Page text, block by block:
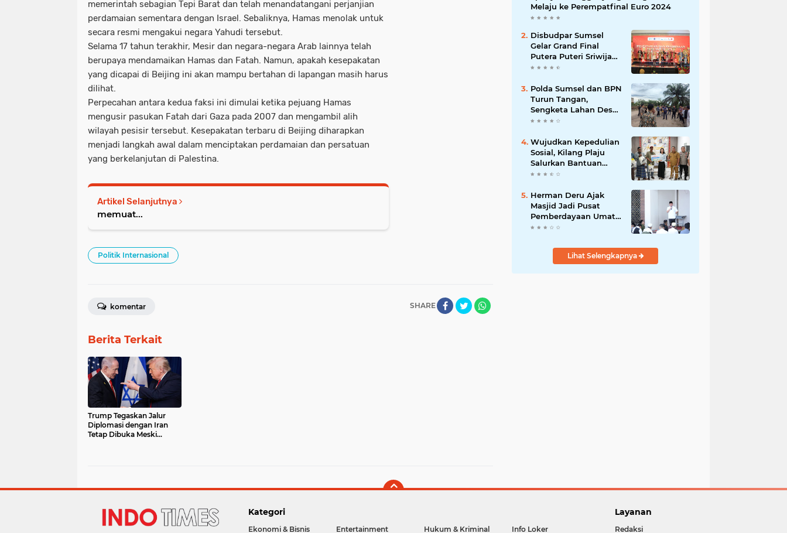
memerintah sebagian Tepi Barat dan telah menandatangani perjanjian
perdamaian sementara dengan Israel. Sebaliknya, Hamas menolak untuk
secara resmi mengakui negara Yahudi tersebut.
Selama 17 tahun terakhir, Mesir dan negara-negara Arab lainnya telah
berupaya mendamaikan Hamas dan Fatah. Namun, apakah kesepakatan
yang dicapai di Beijing ini akan mampu bertahan di lapangan masih harus
dilihat.
Perpecahan antara kedua faksi ini dimulai ketika pejuang Hamas
mengusir pasukan Fatah dari Gaza pada 2007 dan mengambil alih
wilayah pesisir tersebut. Kesepakatan terbaru di Beijing diharapkan
menjadi langkah awal dalam menciptakan perdamaian dan persatuan
yang berkelanjutan di Palestina.
Artikel Selanjutnya
memuat...
Politik Internasional
SHARE
komentar
Berita Terkait
Trump Tegaskan Jalur
Diplomasi dengan Iran
Tetap Dibuka Meski
Melaju ke Perempatfinal Euro 2024
Disbudpar Sumsel
Gelar Grand Final
Putera Puteri Sriwijaya
2026, Sekda: Harus
Go Internasional
Polda Sumsel dan BPN
Turun Tangan,
Sengketa Lahan Desa
Daya Kesuma
Kepastian Hukum
Wujudkan Kepedulian
Sosial, Kilang Plaju
Salurkan Bantuan
Bagi Korban
Herman Deru Ajak
Masjid Jadi Pusat
Pemberdayaan Umat
dan Penguatan
Lihat Selengkapnya
Kategori
Ekonomi & Bisnis Entertainment Hukum & Kriminal Info Loker
Layanan
Redaksi